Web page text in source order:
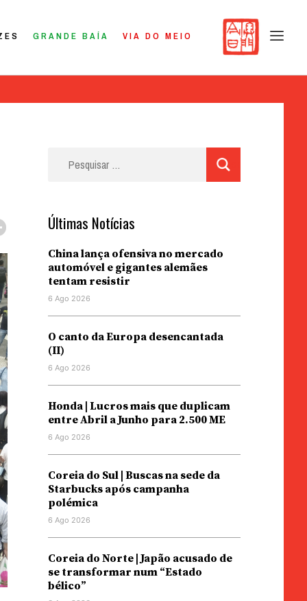
GRANDE BAÍA VIA DO MEIO
Últimas Notícias
China lança ofensiva no mercado
automóvel e gigantes alemães
tentam resistir
6 Ago 2026
O canto da Europa desencantada
(II)
6 Ago 2026
Honda | Lucros mais que duplicam
entre Abril a Junho para 2.500 ME
6 Ago 2026
Coreia do Sul | Buscas na sede da
Starbucks após campanha
polémica
6 Ago 2026
Coreia do Norte | Japão acusado de
se transformar num “Estado
bélico”